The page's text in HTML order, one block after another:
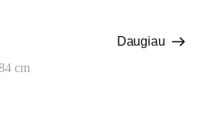
Daugiau